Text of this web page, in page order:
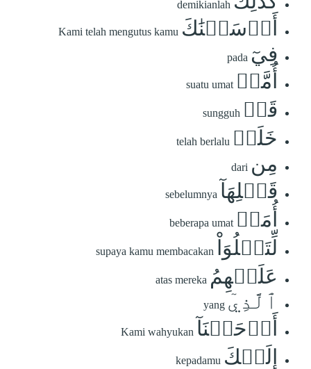
demikianlah
أَرۡسَلۡنَٰكَ Kami telah mengutus kamu
فِيٓ pada
أُمَّةٖ suatu umat
قَدۡ sungguh
خَلَتۡ telah berlalu
مِن dari
قَبۡلِهَآ sebelumnya
أُمَمٞ beberapa umat
لِّتَتۡلُوَاْ supaya kamu membacakan
عَلَيۡهِمُ atas mereka
ٱلَّذِيٓ yang
أَوۡحَيۡنَآ Kami wahyukan
إِلَيۡكَ kepadamu